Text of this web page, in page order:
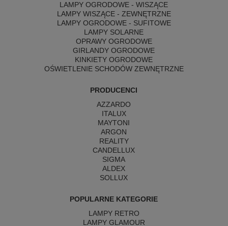
LAMPY OGRODOWE - WISZĄCE
LAMPY WISZĄCE - ZEWNĘTRZNE
LAMPY OGRODOWE - SUFITOWE
LAMPY SOLARNE
OPRAWY OGRODOWE
GIRLANDY OGRODOWE
KINKIETY OGRODOWE
OŚWIETLENIE SCHODÓW ZEWNĘTRZNE
PRODUCENCI
AZZARDO
ITALUX
MAYTONI
ARGON
REALITY
CANDELLUX
SIGMA
ALDEX
SOLLUX
POPULARNE KATEGORIE
LAMPY RETRO
LAMPY GLAMOUR